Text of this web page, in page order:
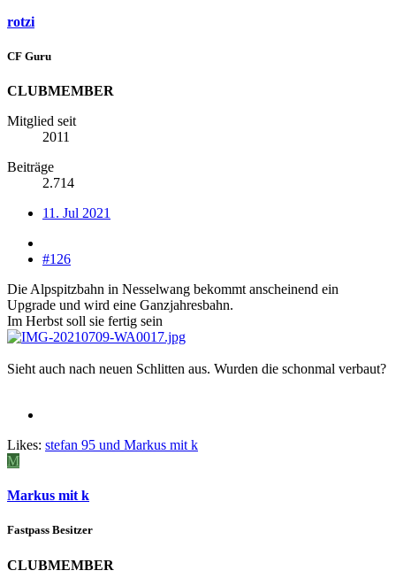
rotzi
CF Guru
CLUBMEMBER
Mitglied seit
2011
Beiträge
2.714
11. Jul 2021
#126
Die Alpspitzbahn in Nesselwang bekommt anscheinend ein
Upgrade und wird eine Ganzjahresbahn.
Im Herbst soll sie fertig sein
Sieht auch nach neuen Schlitten aus. Wurden die schonmal verbaut?
Likes: stefan 95 und Markus mit k
M
Markus mit k
Fastpass Besitzer
CLUBMEMBER